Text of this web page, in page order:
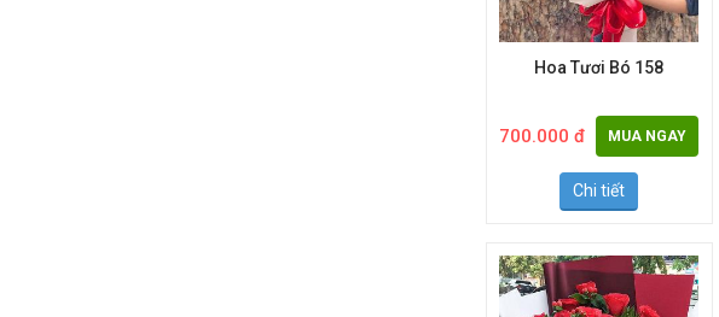
700.000 đ MUA NGAY